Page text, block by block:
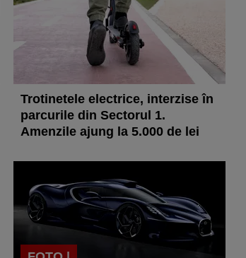
Trotinetele electrice, interzise în
parcurile din Sectorul 1.
Amenzile ajung la 5.000 de lei